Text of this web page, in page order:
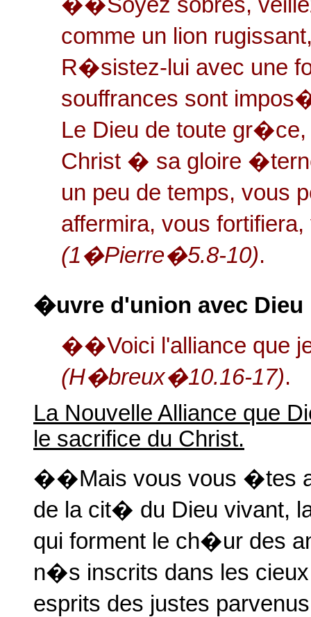
comme un lion
R�sistez-lui avec une
souffrances sont
Le Dieu de toute
Christ � sa gloire
un peu de temps, vous
affermira, vous
(1�Pierre�5.8-10).
�uvre d'union avec Dieu
��Voici l'alliance que
(H�breux�10.16-17).
La Nouvelle Alliance que
le sacrifice du Christ.
��Mais vous vous �tes
de la cit� du Dieu vivant,
qui forment le ch�ur des
n�s inscrits dans les
esprits des justes